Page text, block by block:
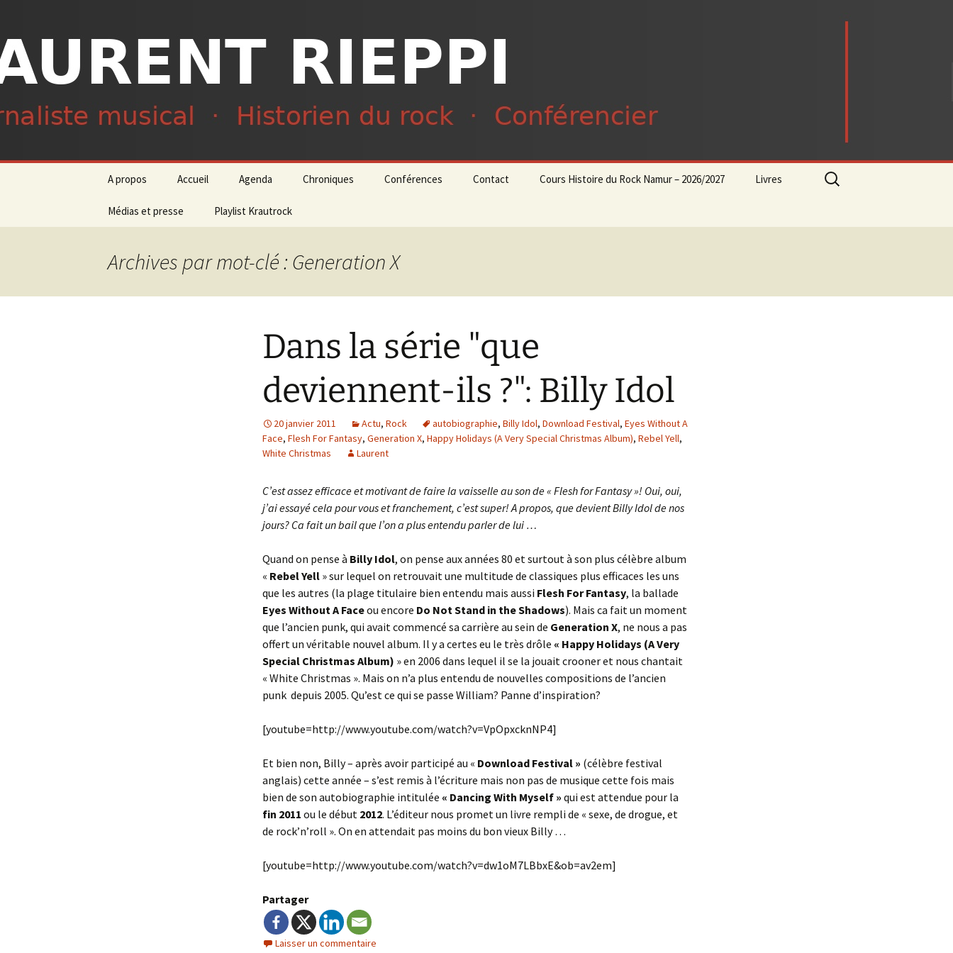
Laurent Rieppi
contenu
A propos Accueil Agenda Chroniques Conférences Contact Cours Histoire du Rock Namur – 2026/2027 Livres
Médias et presse Playlist Krautrock
Rechercher :
Archives par mot-clé : Generation X
Dans la série "que
deviennent-ils ?": Billy Idol
20 janvier 2011 Actu, Rock autobiographie, Billy Idol, Download Festival, Eyes Without A
Face, Flesh For Fantasy, Generation X, Happy Holidays (A Very Special Christmas Album), Rebel Yell,
White Christmas
Laurent
C’est assez efficace et motivant de faire la vaisselle au son de « Flesh for Fantasy »! Oui, oui,
j’ai essayé cela pour vous et franchement, c’est super! A propos, que devient Billy Idol de nos
jours? Ca fait un bail que l’on a plus entendu parler de lui …
Quand on pense à Billy Idol, on pense aux années 80 et surtout à son plus célèbre album
« Rebel Yell » sur lequel on retrouvait une multitude de classiques plus efficaces les uns
que les autres (la plage titulaire bien entendu mais aussi Flesh For Fantasy, la ballade
Eyes Without A Faceou encore Do Not Stand in the Shadows). Mais ca fait un moment
que l’ancien punk, qui avait commencé sa carrière au sein de Generation X, ne nous a pas
offert un véritable nouvel album. Il y a certes eu le très drôle « Happy Holidays (A Very
Special Christmas Album) » en 2006 dans lequel il se la jouait crooner et nous chantait
« White Christmas ». Mais on n’a plus entendu de nouvelles compositions de l’ancien
punk depuis 2005. Qu’est ce qui se passe William? Panne d’inspiration?
[youtube=http://www.youtube.com/watch?v=VpOpxcknNP4]
Et bien non, Billy – après avoir participé au « Download Festival » (célèbre festival
anglais) cette année – s’est remis à l’écriture mais non pas de musique cette fois mais
bien de son autobiographie intitulée « Dancing With Myself » qui est attendue pour la
fin 2011 ou le début 2012. L’éditeur nous promet un livre rempli de « sexe, de drogue, et
de rock’n’roll ». On en attendait pas moins du bon vieux Billy …
[youtube=http://www.youtube.com/watch?v=dw1oM7LBbxE&ob=av2em]
Partager
Laisser un commentaire